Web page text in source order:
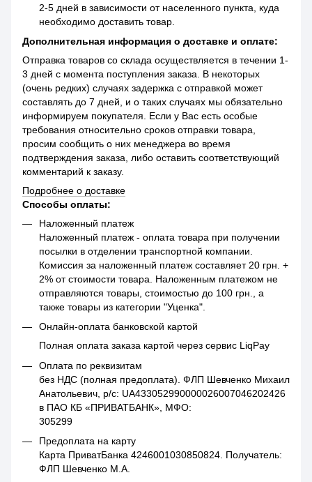
2-5 дней в зависимости от населенного пункта, куда
необходимо доставить товар.
Дополнительная информация о доставке и оплате:
Отправка товаров со склада осуществляется в течении 1-
3 дней с момента поступления заказа. В некоторых
(очень редких) случаях задержка с отправкой может
составлять до 7 дней, и о таких случаях мы обязательно
информируем покупателя. Если у Вас есть особые
требования относительно сроков отправки товара,
просим сообщить о них менеджера во время
подтверждения заказа, либо оставить соответствующий
комментарий к заказу.
Подробнее о доставке
Способы оплаты:
Наложенный платеж
Наложенный платеж - оплата товара при получении
посылки в отделении транспортной компании.
Комиссия за наложенный платеж составляет 20 грн. +
2% от стоимости товара. Наложенным платежом не
отправляются товары, стоимостью до 100 грн., а
также товары из категории "Уценка".
Онлайн-оплата банковской картой
Полная оплата заказа картой через сервис LiqPay
Оплата по реквизитам
без НДС (полная предоплата). ФЛП Шевченко Михаил
Анатольевич, р/с: UA433052990000026007046202426
в ПАО КБ «ПРИВАТБАНК», МФО:
305299
Предоплата на карту
Карта ПриватБанка 4246001030850824. Получатель:
ФЛП Шевченко М.А.